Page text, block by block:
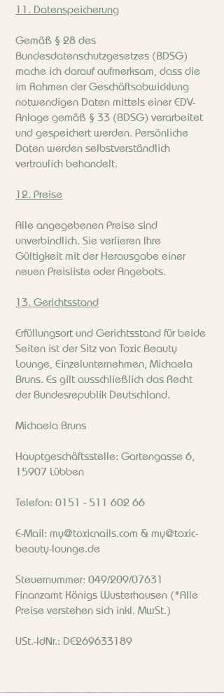
11. Datenspeicherung
Gemäß § 28 des
Bundesdatenschutzgesetzes (BDSG)
mache ich darauf aufmerksam, dass die
im Rahmen der Geschäftsabwicklung
notwendigen Daten mittels einer EDV-
Anlage gemäß § 33 (BDSG) verarbeitet
und gespeichert werden. Persönliche
Daten werden selbstverständlich
vertraulich behandelt.
12. Preise
Alle angegebenen Preise sind
unverbindlich. Sie verlieren Ihre
Gültigkeit mit der Herausgabe einer
neuen Preisliste oder Angebots.
13. Gerichtsstand
Erfüllungsort und Gerichtsstand für beide
Seiten ist der Sitz von Toxic Beauty
Lounge, Einzelunternehmen, Michaela
Bruns. Es gilt ausschließlich das Recht
der Bundesrepublik Deutschland.
Michaela Bruns
Hauptgeschäftsstelle: Gartengasse 6,
15907 Lübben
Telefon: 0151 - 511 602 66
E-Mail: my@toxicnails.com & my@toxic-
beauty-lounge.de
Steuernummer: 049/209/07631
Finanzamt Königs Wusterhausen (*Alle
Preise verstehen sich inkl. MwSt.)
USt.-IdNr.: DE269633189